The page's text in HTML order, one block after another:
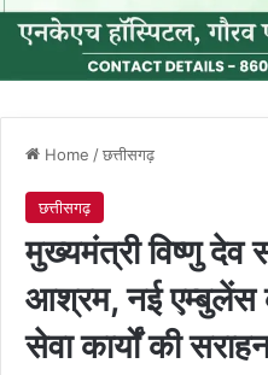
Home /छत्तीसगढ़
छत्तीसगढ़
मुख्यमंत्री विष्णु देव
आश्रम, नई एम्बुलेंस
सेवा कार्यों की